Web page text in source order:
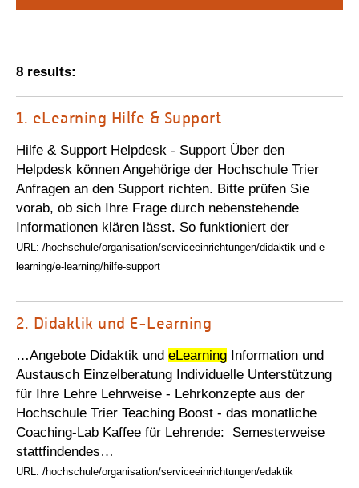
Personalvertretungen
Informationssicherheit
Personalentwicklung
Personensuche
8 results:
1. eLearning Hilfe & Support
Hilfe & Support Helpdesk - Support Über den
Helpdesk können Angehörige der Hochschule Trier
Anfragen an den Support richten. Bitte prüfen Sie
vorab, ob sich Ihre Frage durch nebenstehende
Informationen klären lässt. So funktioniert der
URL: /hochschule/organisation/serviceeinrichtungen/didaktik-und-e-
learning/e-learning/hilfe-support
2. Didaktik und E-Learning
…Angebote Didaktik und eLearning Information und
Austausch Einzelberatung Individuelle Unterstützung
für Ihre Lehre Lehrweise - Lehrkonzepte aus der
Hochschule Trier Teaching Boost - das monatliche
Coaching-Lab Kaffee für Lehrende: Semesterweise
stattfindendes…
URL: /hochschule/organisation/serviceeinrichtungen/edaktik